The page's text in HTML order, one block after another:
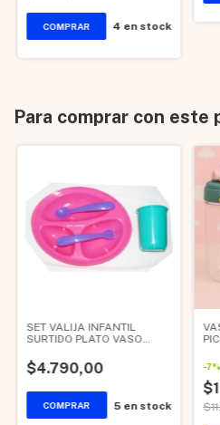
4 en stock
Para comprar con este
SET VALIJA INFANTIL
SURTIDO PLATO VASO
$4.790,00
5en stock
-7